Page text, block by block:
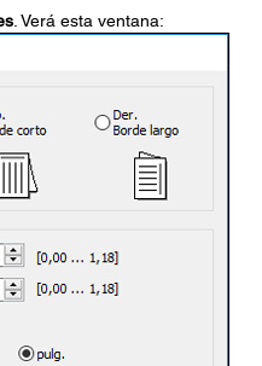
. Verá esta ventana: